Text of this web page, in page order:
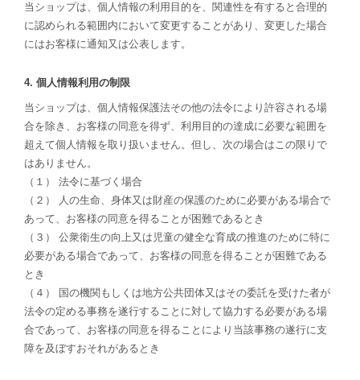
当ショップは、個人情報の利用目的を、関連性を有すると合理的
に認められる範囲内において変更することがあり、変更した場合
にはお客様に通知又は公表します。
4. 個人情報利用の制限
当ショップは、個人情報保護法その他の法令により許容される場
合を除き、お客様の同意を得ず、利用目的の達成に必要な範囲を
超えて個人情報を取り扱いません。但し、次の場合はこの限りで
はありません。
（１） 法令に基づく場合
（２） 人の生命、身体又は財産の保護のために必要がある場合で
あって、お客様の同意を得ることが困難であるとき
（３） 公衆衛生の向上又は児童の健全な育成の推進のために特に
必要がある場合であって、お客様の同意を得ることが困難である
とき
（４） 国の機関もしくは地方公共団体又はその委託を受けた者が
法令の定める事務を遂行することに対して協力する必要がある場
合であって、お客様の同意を得ることにより当該事務の遂行に支
障を及ぼすおそれがあるとき